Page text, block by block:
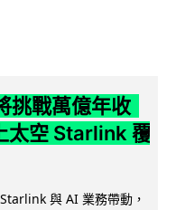
挑戰萬億年收
太空 Starlink 覆
與 AI 業務帶動，